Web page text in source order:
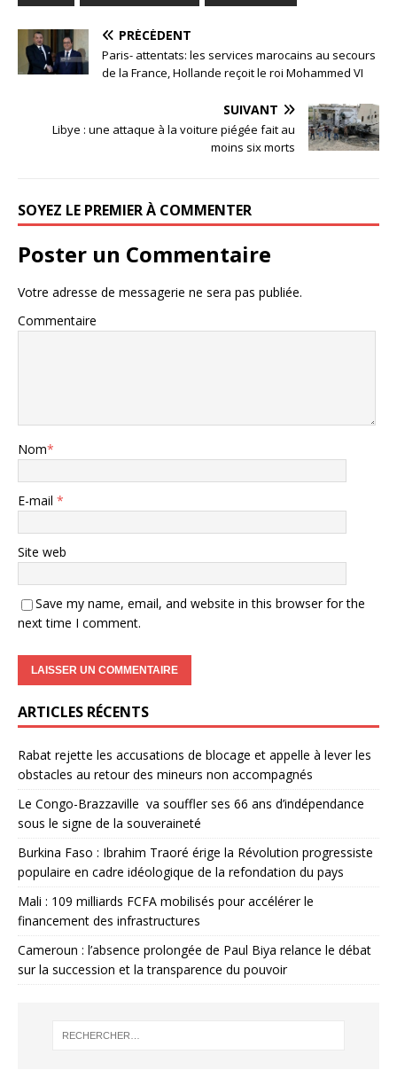
PRÉCÉDENT
Paris- attentats: les services marocains au secours
de la France, Hollande reçoit le roi Mohammed VI
SUIVANT
Libye : une attaque à la voiture piégée fait au
moins six morts
SOYEZ LE PREMIER À COMMENTER
Poster un Commentaire
Votre adresse de messagerie ne sera pas publiée.
Commentaire
Nom*
E-mail *
Site web
Save my name, email, and website in this browser for the
next time I comment.
ARTICLES RÉCENTS
Rabat rejette les accusations de blocage et appelle à lever les
obstacles au retour des mineurs non accompagnés
Le Congo-Brazzaville va souffler ses 66 ans d’indépendance
sous le signe de la souveraineté
Burkina Faso : Ibrahim Traoré érige la Révolution progressiste
populaire en cadre idéologique de la refondation du pays
Mali : 109 milliards FCFA mobilisés pour accélérer le
financement des infrastructures
Cameroun : l’absence prolongée de Paul Biya relance le débat
sur la succession et la transparence du pouvoir